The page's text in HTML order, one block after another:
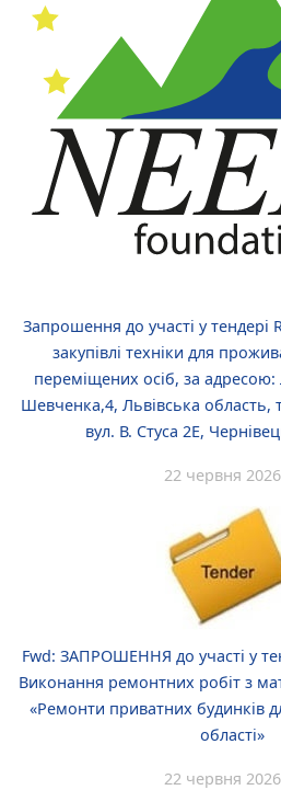
Запрошення до участі у тендері
закупівлі техніки для
переміщених осіб, за
Шевченка,4, Львівська
вул. В. Стуса 2Е,
22 червня
Fwd: ЗАПРОШЕННЯ до участі у
Виконання ремонтних робіт з
«Ремонти приватних будинків
області»
22 червня